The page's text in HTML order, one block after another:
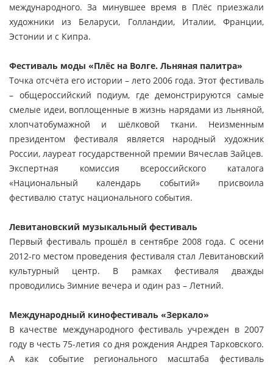
международного. За минувшее время в Плёс приезжали
художники из Беларуси, Голландии, Италии, Франции,
Эстонии и с Кипра.
Фестиваль моды «Плёс на Волге. Льняная палитра»
Точка отсчёта его истории – лето 2006 года. Этот фестиваль
– общероссийский подиум, где демонстрируются самые
смелые идеи, воплощенные в жизнь нарядами из льняной,
хлопчатобумажной и шёлковой ткани. Неизменным
президентом фестиваля является народный художник
России, лауреат государственной премии Вячеслав Зайцев.
Экспертная комиссия всероссийского каталога
«Национальный календарь событий» присвоила
фестивалю статус национального события.
Левитановский музыкальный фестиваль
Первый фестиваль прошёл в сентябре 2008 года. С осени
2012-го местом проведения фестиваля стал Левитановский
культурный центр. В рамках фестиваля дважды
проводились Зимние вечера и один раз – Летний.
Международный кинофестиваль «Зеркало»
В качестве международного фестиваль учрежден в 2007
году в честь 75-летия со дня рождения Андрея Тарковского.
А как событие регионального масштаба фестиваль